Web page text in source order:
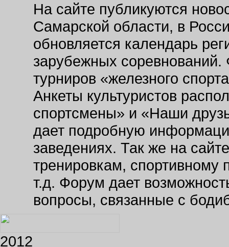
На сайте публикуются
Самарской области, в
обновляется календарь
зарубежных соревнований.
турниров «железного
Анкеты культуристов
спортсмены» и «Наши
дает подробную
заведениях. Так же на
тренировкам, спортивному
т.д. Форум дает
вопросы, связанные с
2012